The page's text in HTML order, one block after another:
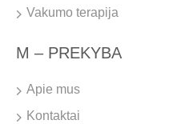
Vakumo terapija
M – PREKYBA
Apie mus
Kontaktai